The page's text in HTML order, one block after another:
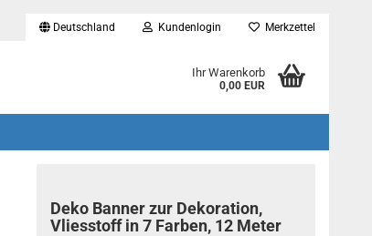
Deutschland Kundenlogin Merkzettel
Ihr Warenkorb
0,00 EUR
Deko Banner zur Dekoration,
Vliesstoff in 7 Farben, 12 Meter